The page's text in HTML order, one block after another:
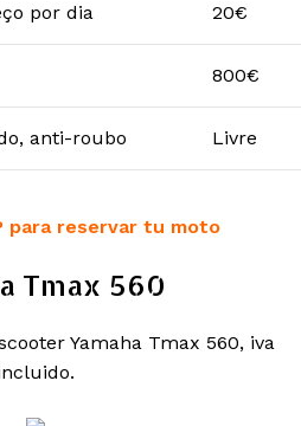
por dia 20€
800€
anti-roubo Livre
para reservar tu moto
Tmax 560
Yamaha Tmax 560, iva